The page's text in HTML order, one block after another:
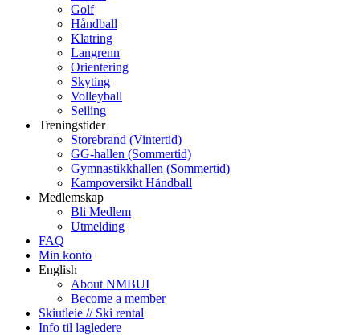
Golf
Håndball
Klatring
Langrenn
Orientering
Skyting
Volleyball
Seiling
Treningstider
Storebrand (Vintertid)
GG-hallen (Sommertid)
Gymnastikkhallen (Sommertid)
Kampoversikt Håndball
Medlemskap
Bli Medlem
Utmelding
FAQ
Min konto
English
About NMBUI
Become a member
Skiutleie // Ski rental
Info til lagledere